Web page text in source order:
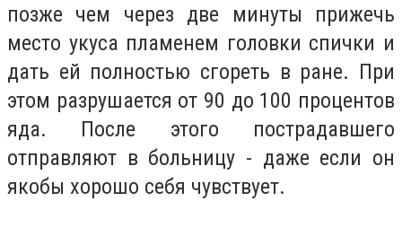
позже чем через две минуты прижечь
место укуса пламенем головки спички и
дать ей полностью сгореть в ране. При
этом разрушается от 90 до 100 процентов
яда. После этого пострадавшего
отправляют в больницу - даже если он
якобы хорошо себя чувствует.